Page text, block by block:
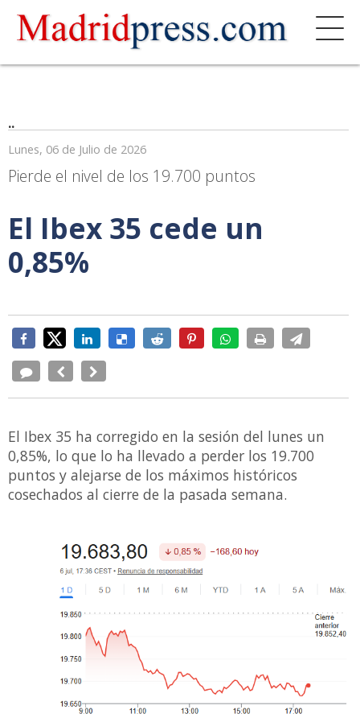
..
Lunes, 06 de Julio de 2026
Pierde el nivel de los 19.700 puntos
El Ibex 35 cede un
0,85%
El Ibex 35 ha corregido en la sesión del lunes un
0,85%, lo que lo ha llevado a perder los 19.700
puntos y alejarse de los máximos históricos
cosechados al cierre de la pasada semana.